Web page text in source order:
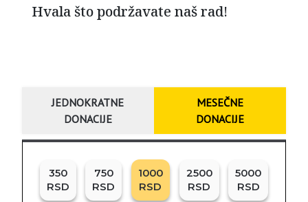
JEDNOKRATNE
DONACIJE
MESEČNE
DONACIJE
350
RSD
750
RSD
1000
RSD
2500
RSD
5000
RSD
Hvala što podržavate naš rad!